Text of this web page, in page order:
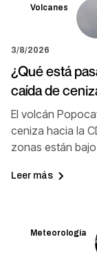
Volcanes
3/8/2026
¿Qué está
caída de
El volcán
ceniza hacia la
zonas están
Leer más
Meteorología